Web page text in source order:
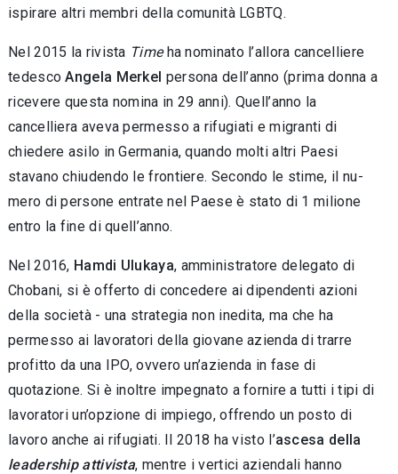
ispirare altri membri della comunità LGBTQ.
Nel 2015 la rivista Timeha nominato l’allo­ra cancelliere
tedescoAngela Merkel persona dell’anno (prima donna a
ricevere questa nomi­na in 29 anni). Quell’anno la
cancelliera aveva permesso a rifugiati e migranti di
chiedere asilo in Germania, quando molti altri Paesi
stavano chiudendo le frontiere. Secondo le stime, il nu­
mero di persone entrate nel Paese è stato di 1 milione
entro la fine di quell’anno.
Nel 2016, Hamdi Ulukaya, amministratore delegato di
Chobani, si è offerto di concedere ai dipendenti azioni
della società - una strategia non inedita, ma che ha
permesso ai lavoratori della giovane azienda di trarre
profitto da una IPO, ovvero un’azienda in fase di
quotazione. Si è inoltre impegnato a fornire a tutti i tipi di
lavoratori un’opzione di impiego, offrendo un posto di
lavoro anche ai rifugiati. Il 2018 ha visto l’ascesa della
leadership attivista, mentre i vertici aziendali hanno